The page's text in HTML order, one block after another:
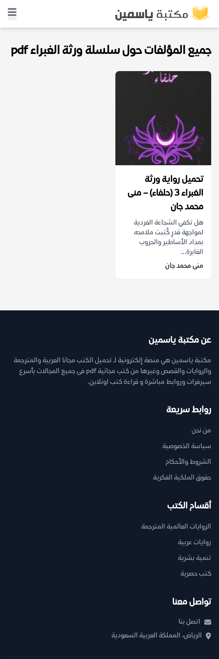
جميع المؤلفات حول سلسلة ورثة الغبراء pdf
تحميل رواية ورثة
الغبراء 3 (حلفاء) – منى
محمد جان
هل تكفي الشجاعة الفردية
لمواجهة قدرٍ كُتبت ملامحه
بمداد الأساطير والحروب
الغابرة...
منى محمد جان
عن مكتبة ياسمين
مكتبة ياسمين هي منصة إلكترونية لـ تحميل الكتب مجانا العربية والمترجمة
والروايات والقصص وغيرها من كتب مجانية pdf فى جميع المجالات بأسرع
سيرفرات وروابط مباشرة و قراءة كتب اونلاين.
روابط سريعة
من نحن
سياسة الخصوصية
الشروط والأحكام
حقوق الملكية الفكرية
أقسام الكتب
الروايات العالمية المترجمة
روايات عربية
تنمية بشرية
كتب حصرية
تواصل معنا
اتصل بنا
الرياض، المملكة العربية السعودية